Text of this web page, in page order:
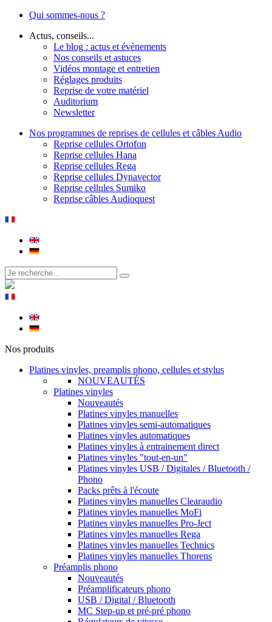
Qui sommes-nous ?
Actus, conseils...
Le blog : actus et évènements
Nos conseils et astuces
Vidéos montage et entretien
Réglages produits
Reprise de votre matériel
Auditorium
Newsletter
Nos programmes de reprises de cellules et câbles Audio
Reprise cellules Ortofon
Reprise cellules Hana
Reprise cellules Rega
Reprise cellules Dynavector
Reprise cellules Sumiko
Reprise câbles Audioquest
Nos produits
Platines vinyles, preamplis phono, cellules et stylus
NOUVEAUTÉS
Platines vinyles
Nouveautés
Platines vinyles manuelles
Platines vinyles semi-automatiques
Platines vinyles automatiques
Platines vinyles à entrainement direct
Platines vinyles "tout-en-un"
Platines vinyles USB / Digitales / Bluetooth /
Phono
Packs prêts à l'écoute
Platines vinyles manuelles Clearaudio
Platines vinyles manuelles MoFi
Platines vinyles manuelles Pro-Ject
Platines vinyles manuelles Rega
Platines vinyles manuelles Technics
Platines vinyles manuelles Thorens
Préamplis phono
Nouveautés
Préamplificateurs phono
USB / Digital / Bluetooth
MC Step-up et pré-pré phono